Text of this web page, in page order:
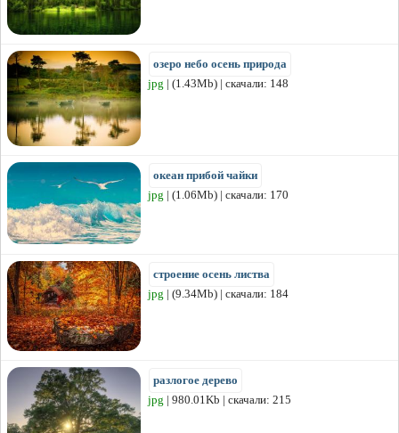
озеро небо осень природа
jpg | (1.43Mb) | скачали: 148
океан прибой чайки
jpg | (1.06Mb) | скачали: 170
строение осень листва
jpg | (9.34Mb) | скачали: 184
разлогое дерево
jpg | 980.01Kb | скачали: 215